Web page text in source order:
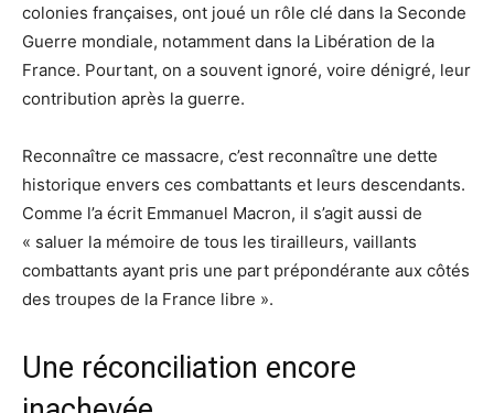
colonies françaises, ont joué un rôle clé dans la Seconde
Guerre mondiale, notamment dans la Libération de la
France. Pourtant, on a souvent ignoré, voire dénigré, leur
contribution après la guerre.
Reconnaître ce massacre, c’est reconnaître une dette
historique envers ces combattants et leurs descendants.
Comme l’a écrit Emmanuel Macron, il s’agit aussi de
« saluer la mémoire de tous les tirailleurs, vaillants
combattants ayant pris une part prépondérante aux côtés
des troupes de la France libre ».
Une réconciliation encore